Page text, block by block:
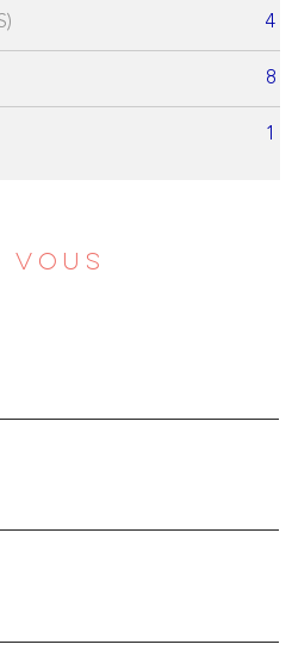
4
8
1
VOUS